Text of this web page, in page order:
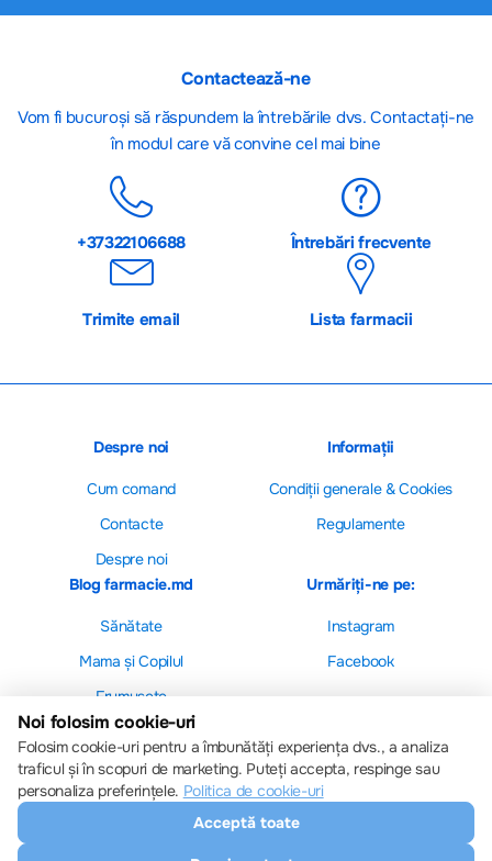
Contactează-ne
Vom fi bucuroși să răspundem la întrebările dvs. Contactați-ne
în modul care vă convine cel mai bine
+37322106688 Întrebări frecvente
Trimite email Lista farmacii
Despre noi
Cum comand
Contacte
Despre noi
Informații
Сondiții generale & Cookies
Regulamente
Blog farmacie.md
Sănătate
Mama și Copilul
Frumusețe
Urmăriți-ne pe:
Instagram
Facebook
Setări cookie-uri
Politica de cookie-uri
Noi folosim cookie-uri
Folosim cookie-uri pentru a îmbunătăți experiența dvs., a analiza
traficul și în scopuri de marketing. Puteți accepta, respinge sau
personaliza preferințele. Politica de cookie-uri
Acceptă toate